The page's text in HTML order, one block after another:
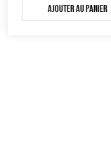
Ajouter au panier